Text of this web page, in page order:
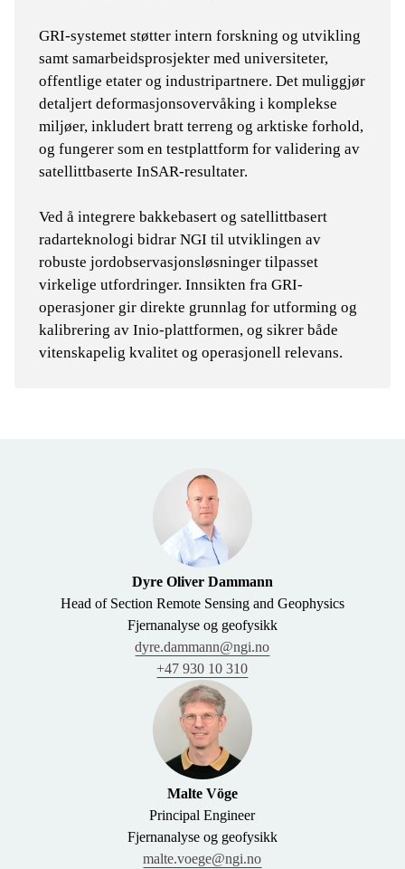
GRI-systemet støtter intern forskning og utvikling
samt samarbeidsprosjekter med universiteter,
offentlige etater og industripartnere. Det muliggjør
detaljert deformasjonsovervåking i komplekse
miljøer, inkludert bratt terreng og arktiske forhold,
og fungerer som en testplattform for validering av
satellittbaserte InSAR-resultater.
Ved å integrere bakkebasert og satellittbasert
radarteknologi bidrar NGI til utviklingen av
robuste jordobservasjonsløsninger tilpasset
virkelige utfordringer. Innsikten fra GRI-
operasjoner gir direkte grunnlag for utforming og
kalibrering av Inio-plattformen, og sikrer både
vitenskapelig kvalitet og operasjonell relevans.
Dyre Oliver Dammann
Head of Section Remote Sensing and Geophysics
Fjernanalyse og geofysikk
dyre.dammann@ngi.no
+47 930 10 310
Malte Vöge
Principal Engineer
Fjernanalyse og geofysikk
malte.voege@ngi.no